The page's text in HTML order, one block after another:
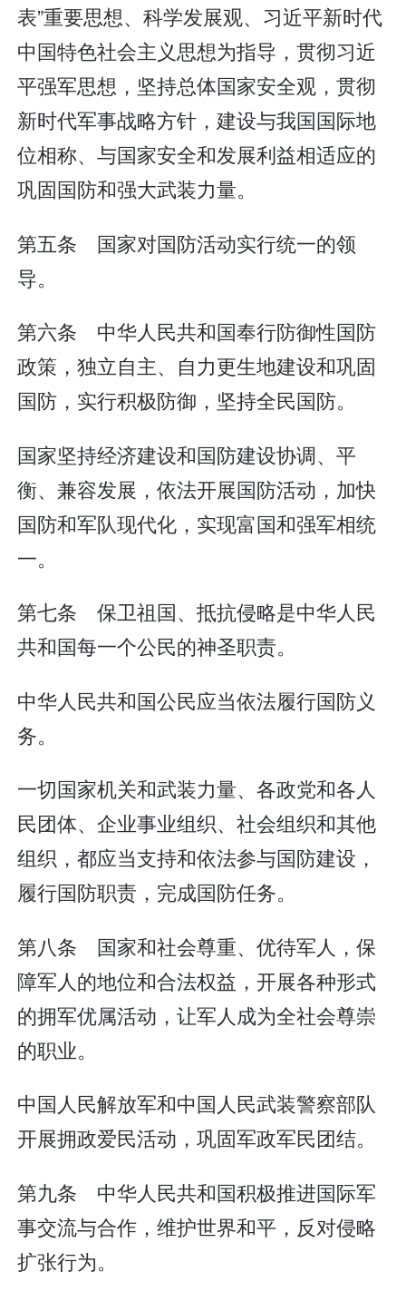
表”重要思想、科学发展观、习近平新时代
中国特色社会主义思想为指导，贯彻习近
平强军思想，坚持总体国家安全观，贯彻
新时代军事战略方针，建设与我国国际地
位相称、与国家安全和发展利益相适应的
巩固国防和强大武装力量。
第五条 国家对国防活动实行统一的领
导。
第六条 中华人民共和国奉行防御性国防
政策，独立自主、自力更生地建设和巩固
国防，实行积极防御，坚持全民国防。
国家坚持经济建设和国防建设协调、平
衡、兼容发展，依法开展国防活动，加快
国防和军队现代化，实现富国和强军相统
一。
第七条 保卫祖国、抵抗侵略是中华人民
共和国每一个公民的神圣职责。
中华人民共和国公民应当依法履行国防义
务。
一切国家机关和武装力量、各政党和各人
民团体、企业事业组织、社会组织和其他
组织，都应当支持和依法参与国防建设，
履行国防职责，完成国防任务。
第八条 国家和社会尊重、优待军人，保
障军人的地位和合法权益，开展各种形式
的拥军优属活动，让军人成为全社会尊崇
的职业。
中国人民解放军和中国人民武装警察部队
开展拥政爱民活动，巩固军政军民团结。
第九条 中华人民共和国积极推进国际军
事交流与合作，维护世界和平，反对侵略
扩张行为。